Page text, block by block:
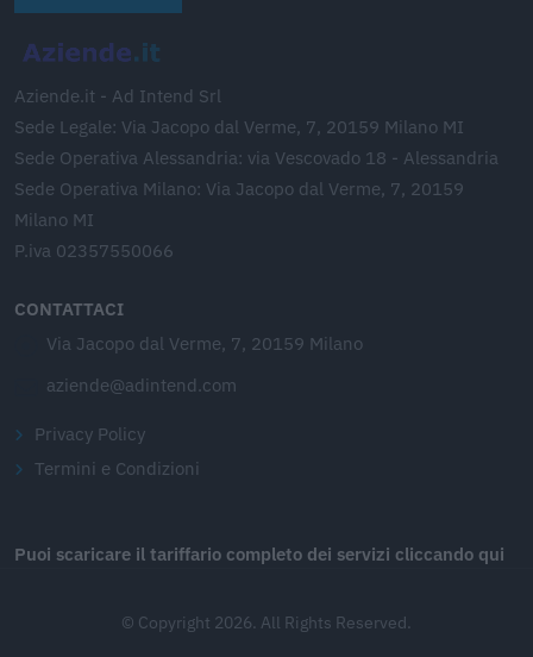
Aziende.it - Ad Intend Srl
Sede Legale: Via Jacopo dal Verme, 7, 20159 Milano MI
Sede Operativa Alessandria: via Vescovado 18 - Alessandria
Sede Operativa Milano: Via Jacopo dal Verme, 7, 20159
Milano MI
P.iva 02357550066
CONTATTACI
Via Jacopo dal Verme, 7, 20159 Milano
aziende@adintend.com
Privacy Policy
Termini e Condizioni
Puoi scaricare il tariffario completo dei servizi cliccando qui
© Copyright 2026. All Rights Reserved.